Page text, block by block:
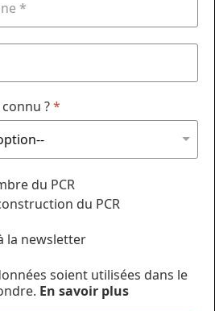
?*
du PCR
du PCR
la newsletter
soient utilisées dans le
En savoir plus